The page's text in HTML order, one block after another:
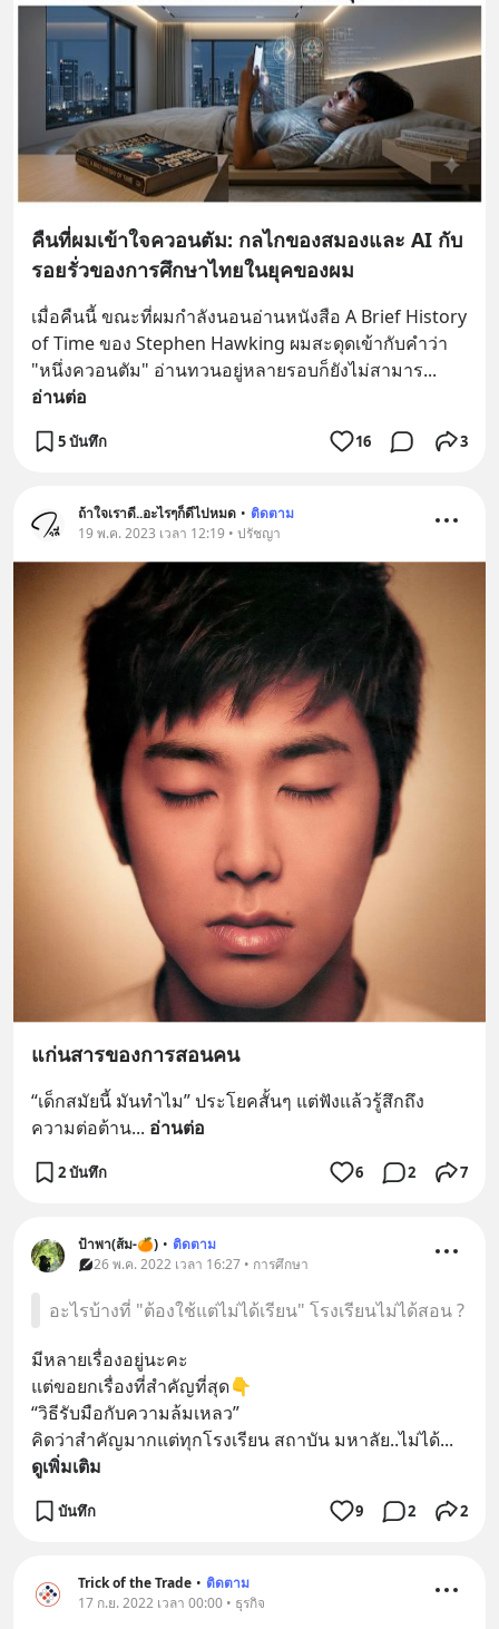
คืนที่ผมเข้าใจควอนตัม: กลไกของสมองและ AI กับ
รอยรั่วของการศึกษาไทยในยุคของผม
เมื่อคืนนี้ ขณะที่ผมกำลังนอนอ่านหนังสือ A Brief History
of Time ของ Stephen Hawking ผมสะดุดเข้ากับคำว่า
"หนึ่งควอนตัม" อ่านทวนอยู่หลายรอบก็ยังไม่สามาร
อ่านต่อ
5 บันทึก 16 3
ถ้าใจเราดี..อะไรๆก็ดีไปหมด • ติดตาม
19 พ.ค. 2023 เวลา 12:19 • ปรัชญา
แก่นสารของการสอนคน
“เด็กสมัยนี้ มันทำไม” ประโยคสั้นๆ แต่ฟังแล้วรู้สึกถึง
ความต่อต้าน... อ่านต่อ
2 บันทึก 6 2 7
ป้าพา(ส้ม-🍊) • ติดตาม
26 พ.ค. 2022 เวลา 16:27 • การศึกษา
อะไรบ้างที่ "ต้องใช้แต่ไม่ได้เรียน" โรงเรียนไม่ได้สอน ?
มีหลายเรื่องอยู่นะคะ
แต่ขอยกเรื่องที่สำคัญที่สุด👇
“วิธีรับมือกับความล้มเหลว”
คิดว่าสำคัญมากแต่ทุกโรงเรียน สถาบัน มหาลัย..ไม่ได้...
ดูเพิ่มเติม
บันทึก 9 2 2
Trick of the Trade • ติดตาม
17 ก.ย. 2022 เวลา 00:00 • ธุรกิจ